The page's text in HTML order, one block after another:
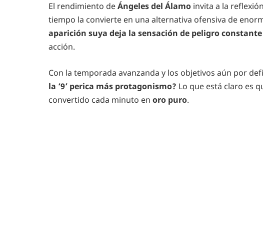
El rendimiento deÁngeles del Álamo invita a la
tiempo la convierte en una alternativa ofensiva de
aparición suya deja la sensación de peligro constante
acción.
Con la temporada avanzanda y los objetivos aún por
la ‘9’ perica más protagonismo? Lo que está claro es
convertido cada minuto en oro puro.